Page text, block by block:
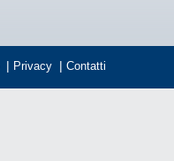
Privacy Contatti